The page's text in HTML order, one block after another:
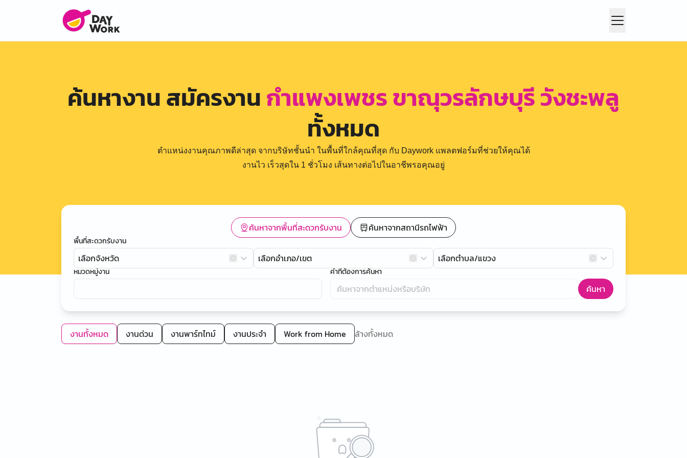
ค้นหางาน สมัครงานกำแพงเพชร ขาณุวรลักษบุรี วังชะพลู
ทั้งหมด
ตำแหน่งงานคุณภาพดีล่าสุด จากบริษัทชั้นนำ ในพื้นที่ใกล้คุณที่สุด กับ Daywork แพลตฟอร์มที่ช่วยให้คุณได้
งานไว เร็วสุดใน 1 ชั่วโมง เส้นทางต่อไปในอาชีพรอคุณอยู่
ค้นหาจากพื้นที่สะดวกรับงาน ค้นหาจากสถานีรถไฟฟ้า
พื้นที่สะดวกรับงาน
เลือกจังหวัด เลือกอำเภอ/เขต เลือกตำบล/แขวง
หมวดหมู่งาน คำที่ต้องการค้นหา
ค้นหา
งานทั้งหมด งานด่วน งานพาร์ทไทม์ งานประจำ Work from Home ล้างทั้งหมด